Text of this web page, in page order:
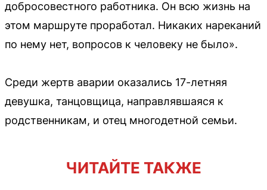
добросовестного работника. Он всю жизнь на
этом маршруте проработал. Никаких нареканий
по нему нет, вопросов к человеку не было».
Среди жертв аварии оказались 17-летняя
девушка, танцовщица, направлявшаяся к
родственникам, и отец многодетной семьи.
ЧИТАЙТЕ ТАКЖЕ